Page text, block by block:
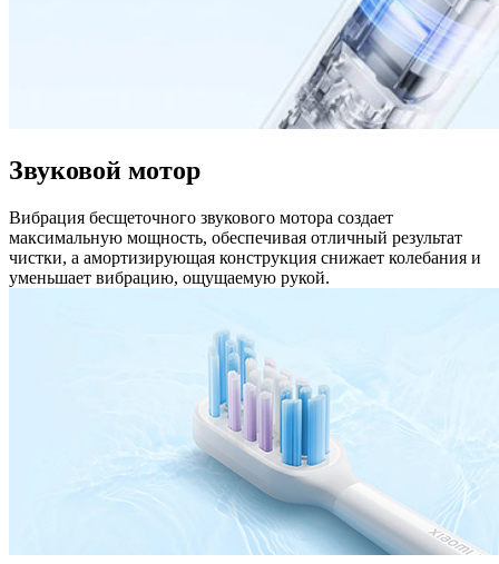
Звуковой мотор
Вибрация бесщеточного звукового мотора создает
максимальную мощность, обеспечивая отличный результат
чистки, а амортизирующая конструкция снижает колебания и
уменьшает вибрацию, ощущаемую рукой.